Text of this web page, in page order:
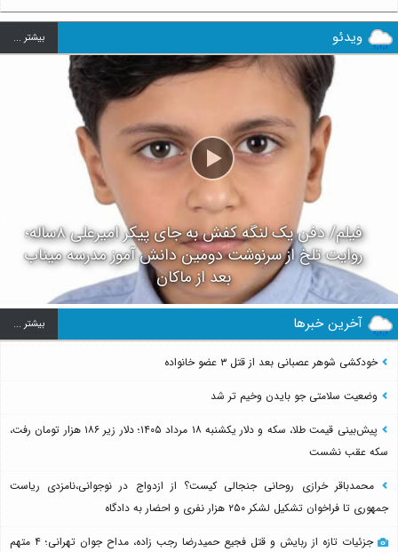
ویدئو بيشتر ...
فیلم/ دفن یک لنگه کفش به جای پیکر امیرعلی ۸ساله؛
روایت تلخ از سرنوشت دومین دانش آموز مدرسه میناب
بعد از ماکان
آخرین خبرها بيشتر ...
خودکشی شوهر عصبانی بعد از قتل ۳ عضو خانواده
وضعیت سلامتی جو بایدن وخیم تر شد
پیش‌بینی قیمت طلا، سکه و دلار یکشنبه ۱۸ مرداد ۱۴۰۵؛ دلار زیر ۱۸۶ هزار تومان رفت،
سکه عقب نشست
محمدباقر خرازی روحانی جنجالی کیست؟ از ازدواج در نوجوانی،نامزدی ریاست
جمهوری تا فراخوان تشکیل لشکر ۲۵۰ هزار نفری و احضار به دادگاه
جزئیات تازه از ربایش و قتل فجیع حمیدرضا رجب زاده، مداح جوان تهرانی؛ ۴ متهم